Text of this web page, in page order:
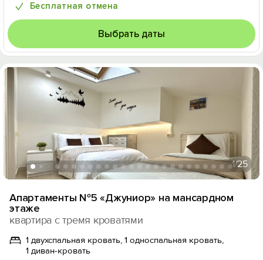
Бесплатная отмена
Выбрать даты
1/25
Апартаменты №5 «Джуниор» на мансардном
этаже
квартира с тремя кроватями
1 двухспальная кровать, 1 односпальная кровать,
1 диван-кровать